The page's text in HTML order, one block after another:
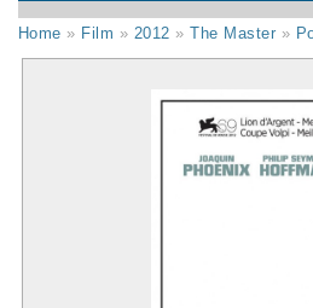
Home » Film » 2012 »The Master »